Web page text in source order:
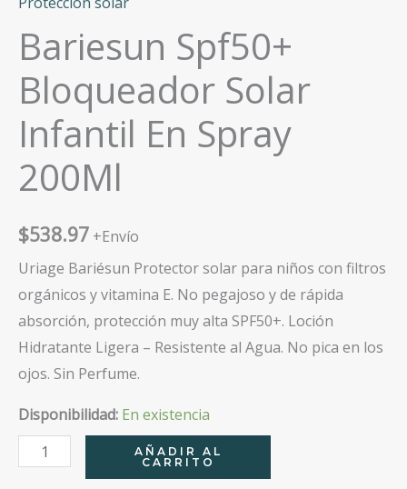
Bariesun Spf50+
Bloqueador Solar
Infantil En Spray
200Ml
$538.97 +Envío
Uriage Bariésun Protector solar para niños con filtros
orgánicos y vitamina E. No pegajoso y de rápida
absorción, protección muy alta SPF50+. Loción
Hidratante Ligera – Resistente al Agua. No pica en los
ojos. Sin Perfume.
Disponibilidad: En existencia
Bariesun
Spf50+
AÑADIR AL
CARRITO